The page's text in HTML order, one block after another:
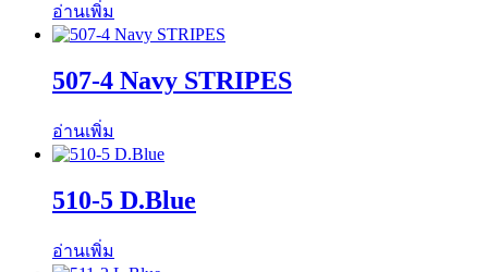
อ่านเพิ่ม
507-4 Navy STRIPES
อ่านเพิ่ม
510-5 D.Blue
อ่านเพิ่ม